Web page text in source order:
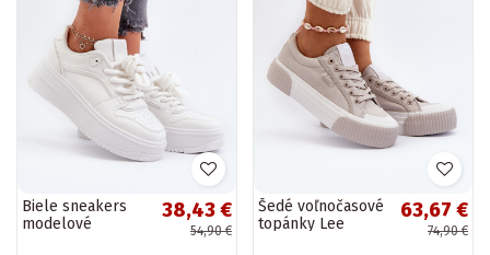
Biele sneakers
modelové
38,43 €
54,90 €
Šedé voľnočasové
topánky Lee
63,67 €
74,90 €